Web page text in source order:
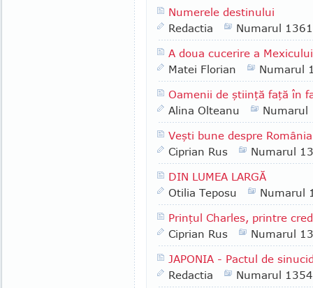
Numerele destinului
Redactia
Numarul 1361
A doua cucerire a Mexicului
Matei Florian
Numarul
Oamenii de ştiinţă faţă în
Alina Olteanu
Numarul
Veşti bune despre România
Ciprian Rus
Numarul
DIN LUMEA LARGĂ
Otilia Teposu
Numarul
Prinţul Charles, printre
Ciprian Rus
Numarul
JAPONIA - Pactul de
Redactia
Numarul 1354